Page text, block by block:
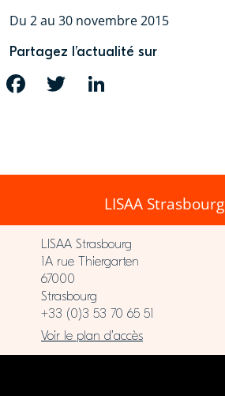
Du 2 au 30 novembre 2015
Partagez l’actualité sur
FACEBOOK TWITTER
LISAA Strasbourg
LISAA Strasbourg
1A rue Thiergarten
67000
Strasbourg
+33 (0)3 53 70 65 51
Voir le plan d’accès